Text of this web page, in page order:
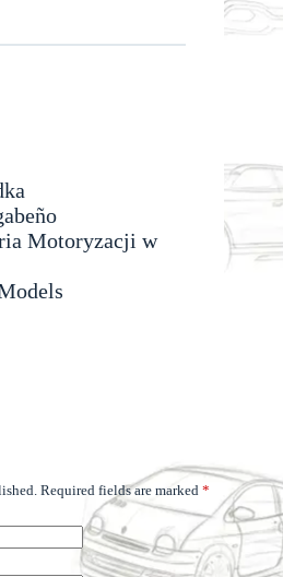
Motoryzacji w
Required fields are marked *